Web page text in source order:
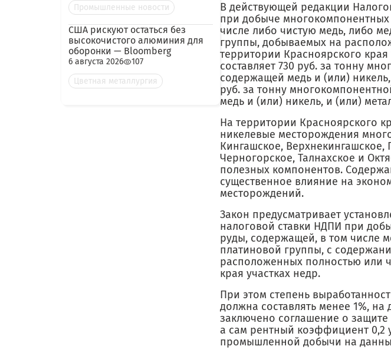
Промышленные новости
США рискуют остаться без
высокочистого алюминия для
оборонки — Bloomberg
6 августа 2026
107
Цветная металлургия
В действующей редакции
при добыче
числе либо чистую медь, либо
группы, добываемых на
территории Красноярского
составляет 730 руб. за тонну
содержащей медь и (или)
руб. за тонну
медь и (или) никель, и (или)
На территории Красноярского
никелевые месторождения
Кингашское, Верхнекингашское,
Черногорское, Талнахское и
полезных компонентов.
существенное влияние на
месторождений.
Закон предусматривает
налоговой ставки НДПИ при
руды, содержащей, в том числе
платиновой группы, с
расположенных полностью или
края участках недр.
При этом степень
должна составлять менее 1%,
заключено соглашение о
а сам рентный коэффициент 0,2
промышленной добычи на